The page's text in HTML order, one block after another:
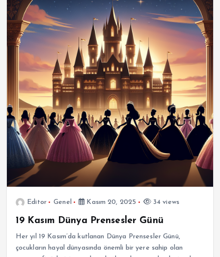
Editor Genel Kasım 20, 2025 34 views
19 Kasım Dünya Prensesler Günü
Her yıl 19 Kasım’da kutlanan Dünya Prensesler Günü,
çocukların hayal dünyasında önemli bir yere sahip olan